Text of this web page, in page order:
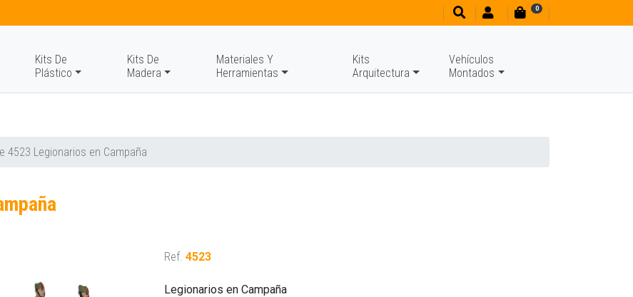
0
Kits De
Plástico
Kits De
Madera
Materiales Y
Herramientas
Kits
Arquitectura
Vehículos
Montados
4523 Legionarios en Campaña
Ref. 4523
Legionarios en Campaña